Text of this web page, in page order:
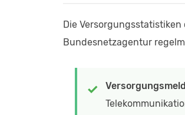
Die
Bundesnetzagentur